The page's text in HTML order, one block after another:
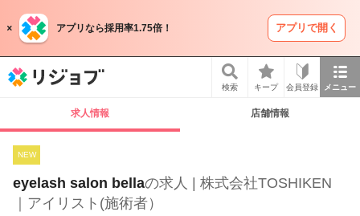
アプリなら採用率1.75倍！ アプリで開く
検索 キープ 会員登録 メニュー
求人情報 店舗情報
NEW
eyelash salon bellaの求人 | 株式会社TOSHIKEN
｜アイリスト(施術者）